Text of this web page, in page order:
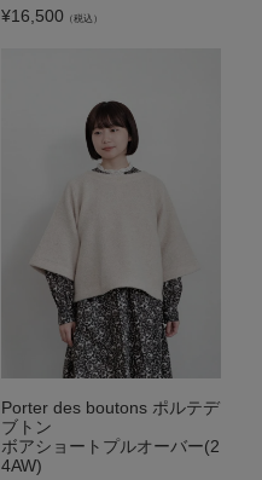
¥16,500 （税込）
Porter des boutons ポルテデ
ブトン
ボアショートプルオーバー(2
4AW)